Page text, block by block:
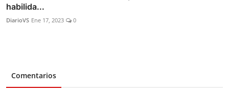
habilida...
DiarioVS Ene 17, 2023 0
Comentarios